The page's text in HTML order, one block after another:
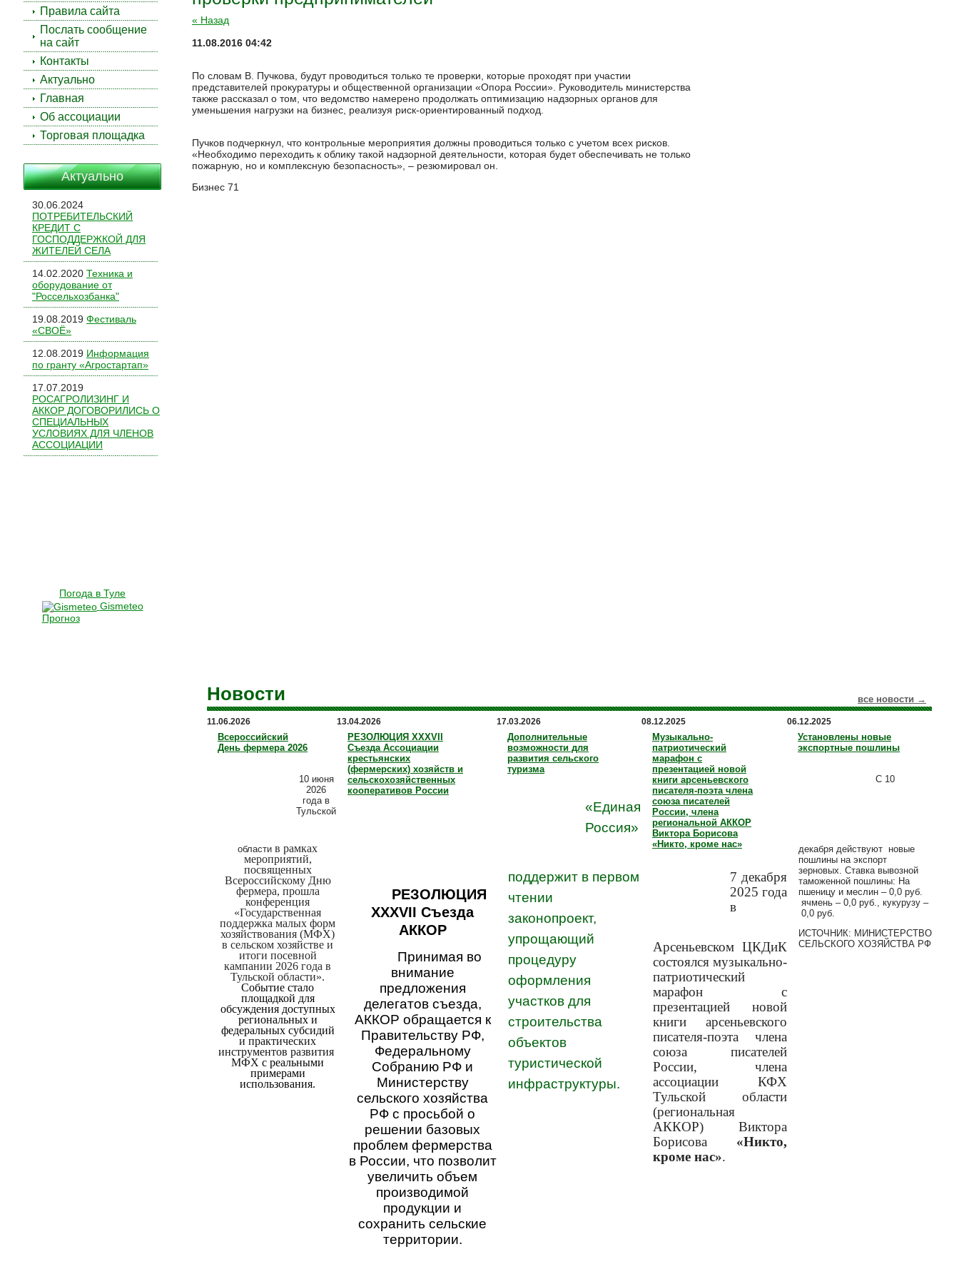
« Назад
11.08.2016 04:42
По словам В. Пучкова, будут проводиться только те проверки, которые проходят при участии
представителей прокуратуры и общественной организации «Опора России». Руководитель министерства
также рассказал о том, что ведомство намерено продолжать оптимизацию надзорных органов для
уменьшения нагрузки на бизнес, реализуя риск-ориентированный подход.
Пучков подчеркнул, что контрольные мероприятия должны проводиться только с учетом всех рисков.
«Необходимо переходить к облику такой надзорной деятельности, которая будет обеспечивать не только
пожарную, но и комплексную безопасность», – резюмировал он.
Бизнес 71
Правила сайта
Послать сообщение
на сайт
Контакты
Актуально
Главная
Об ассоциации
Торговая площадка
Актуально
30.06.2024
ПОТРЕБИТЕЛЬСКИЙ
КРЕДИТ С
ГОСПОДДЕРЖКОЙ ДЛЯ
ЖИТЕЛЕЙ СЕЛА
14.02.2020 Техника и
оборудование от
"Россельхозбанка"
19.08.2019 Фестиваль
«СВОЁ»
12.08.2019 Информация
по гранту «Агростартап»
17.07.2019
РОСАГРОЛИЗИНГ И
АККОР ДОГОВОРИЛИСЬ О
СПЕЦИАЛЬНЫХ
УСЛОВИЯХ ДЛЯ ЧЛЕНОВ
АССОЦИАЦИИ
Погода в Туле
Gismeteo
Прогноз
Новости все новости →
11.06.2026
Всероссийский
День фермера 2026
10 июня
2026
года в
Тульской
области в рамках
мероприятий,
посвященных
Всероссийскому Дню
фермера, прошла
конференция
«Государственная
поддержка малых форм
хозяйствования (МФХ)
в сельском хозяйстве и
итоги посевной
кампании 2026 года в
Тульской области».
Событие стало
площадкой для
обсуждения доступных
региональных и
федеральных субсидий
и практических
инструментов развития
МФХ с реальными
примерами
использования.
13.04.2026
РЕЗОЛЮЦИЯ XXXVII
Съезда Ассоциации
крестьянских
(фермерских) хозяйств и
сельскохозяйственных
кооперативов России
РЕЗОЛЮЦИЯ
XXXVII Съезда
АККОР
Принимая во
внимание
предложения
делегатов съезда,
АККОР обращается к
Правительству РФ,
Федеральному
Собранию РФ и
Министерству
сельского хозяйства
РФ с просьбой о
решении базовых
проблем фермерства
в России, что позволит
увеличить объем
производимой
продукции и
сохранить сельские
территории.
17.03.2026
Дополнительные
возможности для
развития сельского
туризма
«Единая
Россия»
поддержит в первом
чтении
законопроект,
упрощающий
процедуру
оформления
участков для
строительства
объектов
туристической
инфраструктуры.
08.12.2025
Музыкально-
патриотический
марафон с
презентацией новой
книги арсеньевского
писателя-поэта члена
союза писателей
России, члена
региональной АККОР
Виктора Борисова
«Никто, кроме нас»
7 декабря
2025 года
в
Арсеньевском ЦКДиК
состоялся музыкально-
патриотический
марафон с
презентацией новой
книги арсеньевского
писателя-поэта члена
союза писателей
России, члена
ассоциации КФХ
Тульской области
(региональная
АККОР) Виктора
Борисова «Никто,
кроме нас».
06.12.2025
Установлены новые
экспортные пошлины
С 10
декабря действуют новые
пошлины на экспорт
зерновых. Ставка вывозной
таможенной пошлины: На
пшеницу и меслин – 0,0 руб.
ячмень – 0,0 руб., кукурузу –
0,0 руб.
ИCТОЧНИК: МИНИСТЕРСТВО
СЕЛЬСКОГО ХОЗЯЙСТВА РФ